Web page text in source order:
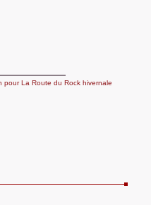
pour La Route du Rock hivernale